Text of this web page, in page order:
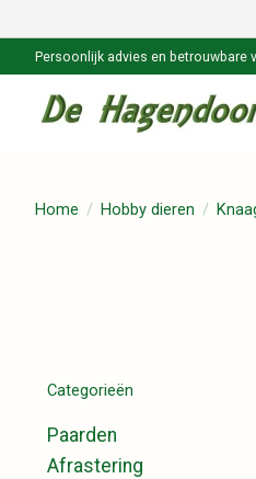
Persoonlijk advies en betrouwbare
Home / Hobby dieren /
Categorieën
Paarden
Afrastering